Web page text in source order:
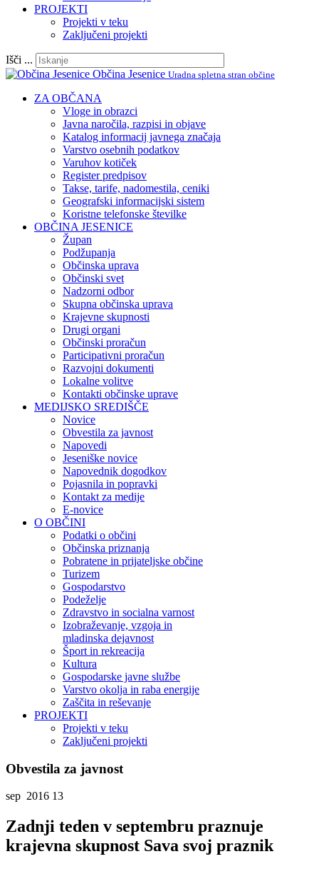
PROJEKTI
Projekti v teku
Zaključeni projekti
Išči ...
Občina Jesenice Uradna spletna stran občine
ZA OBČANA
Vloge in obrazci
Javna naročila, razpisi in objave
Katalog informacij javnega značaja
Varstvo osebnih podatkov
Varuhov kotiček
Register predpisov
Takse, tarife, nadomestila, ceniki
Geografski informacijski sistem
Koristne telefonske številke
OBČINA JESENICE
Župan
Podžupanja
Občinska uprava
Občinski svet
Nadzorni odbor
Skupna občinska uprava
Krajevne skupnosti
Drugi organi
Občinski proračun
Participativni proračun
Razvojni dokumenti
Lokalne volitve
Kontakti občinske uprave
MEDIJSKO SREDIŠČE
Novice
Obvestila za javnost
Napovedi
Jeseniške novice
Napovednik dogodkov
Pojasnila in popravki
Kontakt za medije
E-novice
O OBČINI
Podatki o občini
Občinska priznanja
Pobratene in prijateljske občine
Turizem
Gospodarstvo
Podeželje
Zdravstvo in socialna varnost
Izobraževanje, vzgoja in
mladinska dejavnost
Šport in rekreacija
Kultura
Gospodarske javne službe
Varstvo okolja in raba energije
Zaščita in reševanje
PROJEKTI
Projekti v teku
Zaključeni projekti
Obvestila za javnost
sep 2016 13
Zadnji teden v septembru praznuje
krajevna skupnost Sava svoj praznik